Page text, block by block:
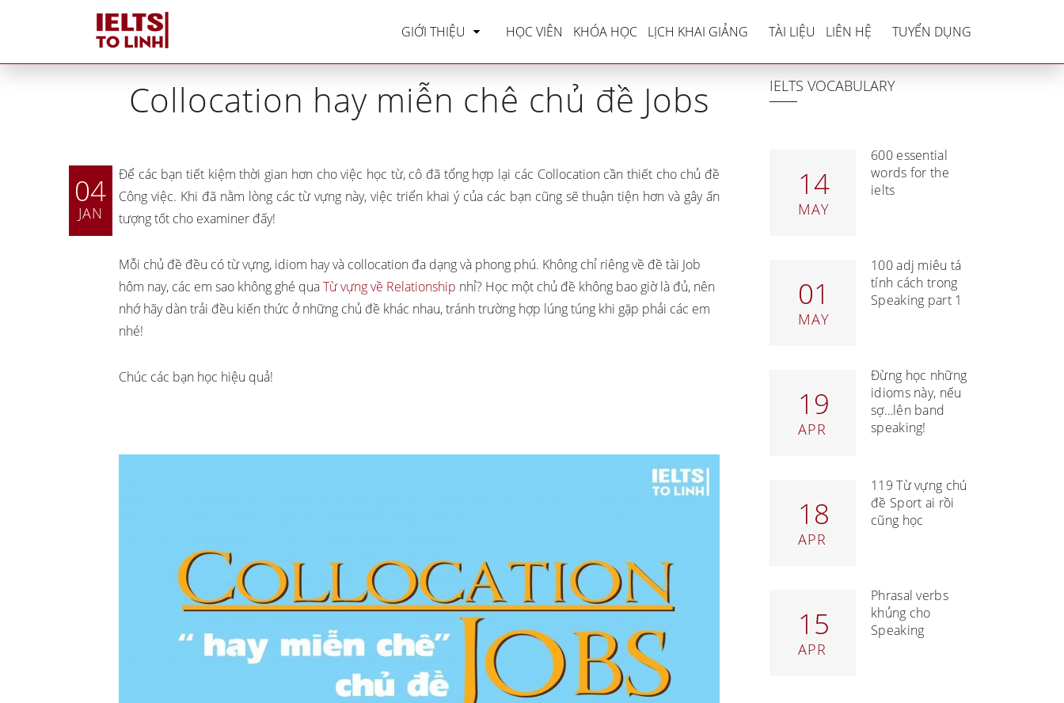
GIỚI THIỆU HỌC VIÊN KHÓA HỌC LỊCH KHAI GIẢNG TÀI LIỆU LIÊN HỆ TUYỂN DỤNG
Tutors tại IELTS Tố Linh
Tại sao IELTS Tố Linh
IELTS Vocabulary Collocation hay miễn chê chủ đề Jobs
Collocation hay miễn chê chủ đề Jobs
04
JAN
Để các bạn tiết kiệm thời gian hơn cho việc học từ, cô đã tổng hợp lại các Collocation cần thiết cho chủ đề
Công việc. Khi đã nằm lòng các từ vựng này, việc triển khai ý của các bạn cũng sẽ thuận tiện hơn và gây ấn
tượng tốt cho examiner đấy!
Mỗi chủ đề đều có từ vựng, idiom hay và collocation đa dạng và phong phú. Không chỉ riêng về đề tài Job
hôm nay, các em sao không ghé quaTừ vựng về Relationship nhỉ? Học một chủ đề không bao giờ là đủ, nên
nhớ hãy dàn trải đều kiến thức ở những chủ đề khác nhau, tránh trường hợp lúng túng khi gặp phải các em
nhé!
Chúc các bạn học hiệu quả!
IELTS VOCABULARY
14
MAY
600 essential
words for the
ielts
01
MAY
100 adj miêu tả
tính cách trong
Speaking part 1
19
APR
Đừng học những
idioms này, nếu
sợ…lên band
speaking!
18
APR
119 Từ vựng chủ
đề Sport ai rồi
cũng học
15
APR
Phrasal verbs
khủng cho
Speaking